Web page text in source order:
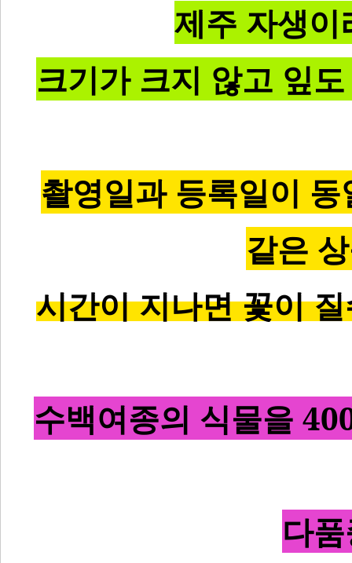
제주 자생
크기가 크지 않고 잎
촬영일과 등록일이
같은
시간이 지나면 꽃이
수백여종의 식물을
다